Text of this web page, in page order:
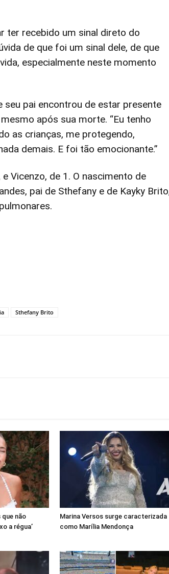
ter recebido um sinal direto do
de que foi um sinal dele, de que
especialmente neste momento
seu pai encontrou de estar presente
após sua morte. “Eu tenho
as crianças, me protegendo,
demais. E foi tão emocionante.”
Vicenzo, de 1. O nascimento de
pai de Sthefany e de Kayky
Sthefany Brito
que não
a régua’
Marina Versos surge caracterizada
como Marília Mendonça